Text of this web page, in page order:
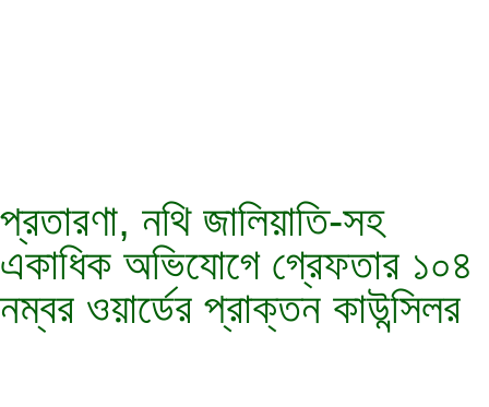
প্রতারণা, নথি জালিয়াতি-সহ
একাধিক অভিযোগে গ্রেফতার ১০৪
নম্বর ওয়ার্ডের প্রাক্তন কাউন্সিলর